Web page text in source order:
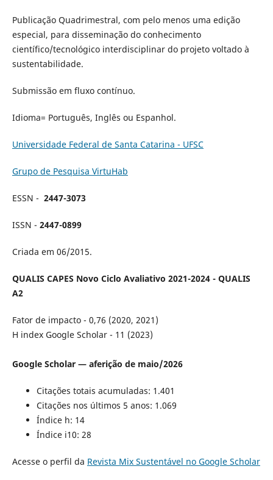
Publicação Quadrimestral, com pelo menos uma edição
especial, para disseminação do conhecimento
científico/tecnológico interdisciplinar do projeto voltado à
sustentabilidade.
Submissão em fluxo contínuo.
Idioma= Português, Inglês ou Espanhol.
Universidade Federal de Santa Catarina - UFSC
Grupo de Pesquisa VirtuHab
ESSN - 2447-3073
ISSN - 2447-0899
Criada em 06/2015.
QUALIS CAPES Novo Ciclo Avaliativo 2021-2024 - QUALIS
A2
Fator de impacto - 0,76 (2020, 2021)
H index Google Scholar - 11 (2023)
Google Scholar — aferição de maio/2026
Citações totais acumuladas: 1.401
Citações nos últimos 5 anos: 1.069
Índice h: 14
Índice i10: 28
Acesse o perfil da Revista Mix Sustentável no Google Scholar